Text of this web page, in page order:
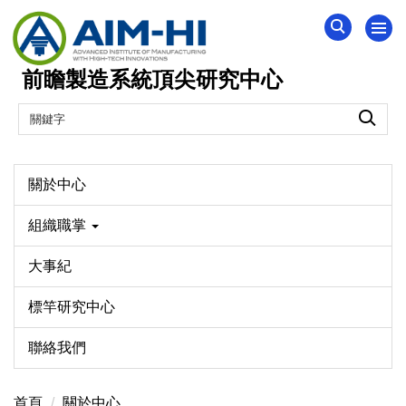
跳
到
主
要
內
前瞻製造系統頂尖研究中心
關於中心
組織職掌
大事紀
標竿研究中心
聯絡我們
首頁 關於中心